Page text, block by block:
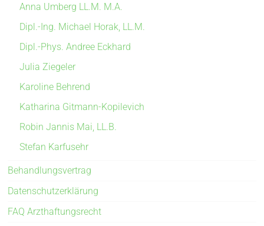
Anna Umberg LL.M. M.A.
Dipl.-Ing. Michael Horak, LL.M.
Dipl.-Phys. Andree Eckhard
Julia Ziegeler
Karoline Behrend
Katharina Gitmann-Kopilevich
Robin Jannis Mai, LL.B.
Stefan Karfusehr
Behandlungsvertrag
Datenschutzerklärung
FAQ Arzthaftungsrecht